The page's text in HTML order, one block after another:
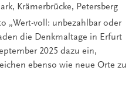
Krämerbrücke, Petersberg
„Wert-voll: unbezahlbar oder
die Denkmaltage in Erfurt
2025 dazu ein,
ebenso wie neue Orte zu